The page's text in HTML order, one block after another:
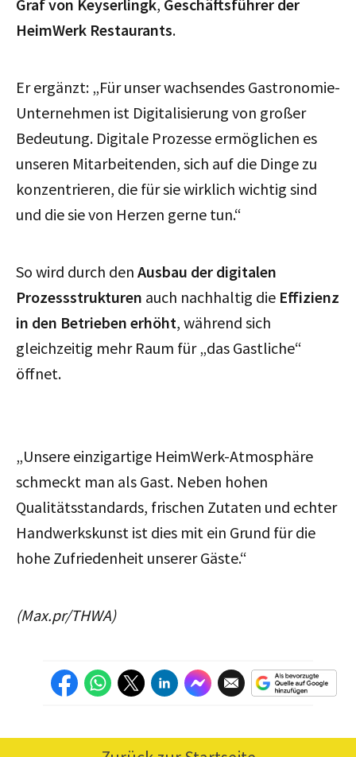
Graf von Keyserlingk, Geschäftsführer der
HeimWerk Restaurants.
Er ergänzt: „Für unser wachsendes Gastronomie-
Unternehmen ist Digitalisierung von großer
Bedeutung. Digitale Prozesse ermöglichen es
unseren Mitarbeitenden, sich auf die Dinge zu
konzentrieren, die für sie wirklich wichtig sind
und die sie von Herzen gerne tun.“
So wird durch den Ausbau der digitalen
Prozessstrukturen auch nachhaltig die Effizienz
in den Betrieben erhöht, während sich
gleichzeitig mehr Raum für „das Gastliche“
öffnet.
„Unsere einzigartige HeimWerk-Atmosphäre
schmeckt man als Gast. Neben hohen
Qualitätsstandards, frischen Zutaten und echter
Handwerkskunst ist dies mit ein Grund für die
hohe Zufriedenheit unserer Gäste.“
(Max.pr/THWA)